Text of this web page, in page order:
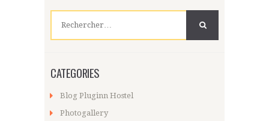
CATEGORIES
Blog Pluginn Hostel
Photogallery